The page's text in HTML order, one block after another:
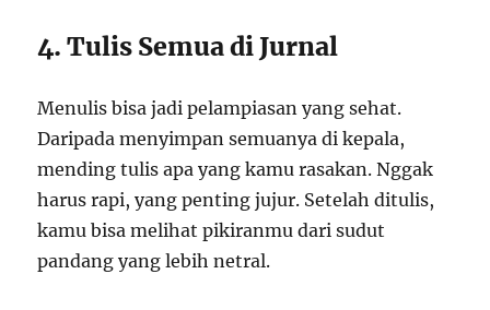
4. Tulis Semua di Jurnal
Menulis bisa jadi pelampiasan yang sehat.
Daripada menyimpan semuanya di kepala,
mending tulis apa yang kamu rasakan. Nggak
harus rapi, yang penting jujur. Setelah ditulis,
kamu bisa melihat pikiranmu dari sudut
pandang yang lebih netral.